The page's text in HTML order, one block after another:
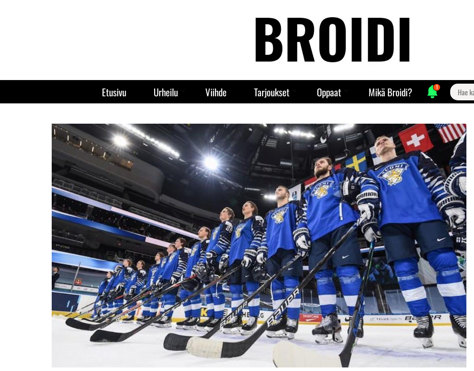
Etusivu Urheilu Viihde Tarjoukset Oppaat Mikä Broidi? 1
Search
for: